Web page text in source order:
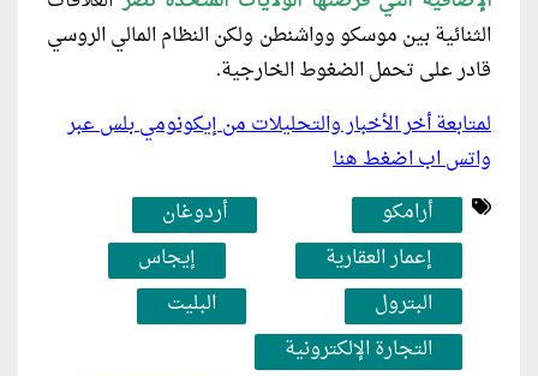
الثنائية بين موسكو وواشنطن ولكن النظام المالي الروسي
قادر على تحمل الضغوط الخارجية.
لمتابعة أخر الأخبار والتحليلات من إيكونومي بلس عبر
واتس اب اضغط هنا
أرامكو
أردوغان
إعمار العقارية
إيجاس
البترول
البليت
التجارة الإلكترونية